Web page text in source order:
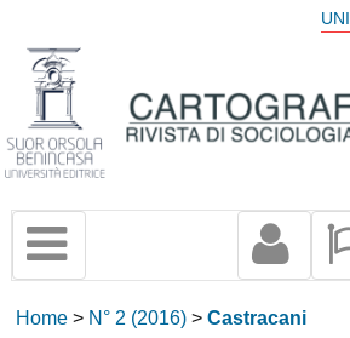
Home > N° 2 (2016) >Castracani